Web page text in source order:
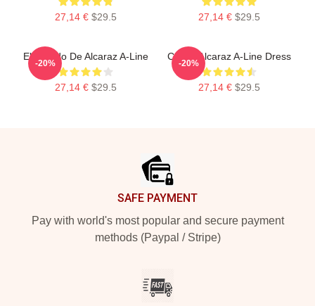
27,14 € $29.5 27,14 € $29.5
El Vestido De Alcaraz A-Line
27,14 € $29.5
-20%
Carlos Alcaraz A-Line Dress
27,14 € $29.5
-20%
SAFE PAYMENT
Pay with world's most popular and secure payment
methods (Paypal / Stripe)